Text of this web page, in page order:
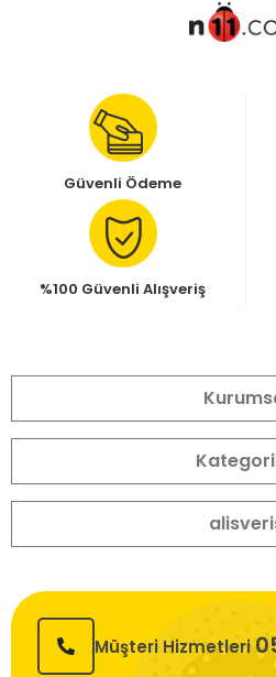
Güvenli Ödeme
%100 Güvenli Alışveriş
Müşteri Hizmetleri